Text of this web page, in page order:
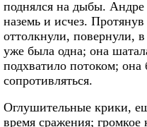
поднялся на дыбы. Андре
наземь и исчез.
оттолкнули, повернули,
уже была одна; она
подхватило потоком; она
сопротивляться.
Оглушительные крики,
время сражения;